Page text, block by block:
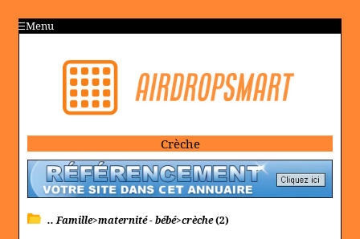
Menu
Crèche
.. Famille>maternité - bébé>crèche(2)